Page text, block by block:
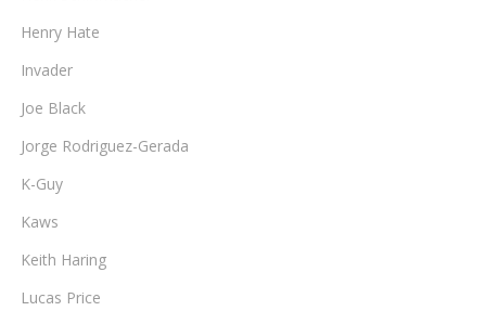
Henry Hate
Invader
Joe Black
Jorge Rodriguez-Gerada
K-Guy
Kaws
Keith Haring
Lucas Price